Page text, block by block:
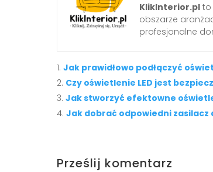
KlikInterior.pl to
obszarze
profesjonalne
Jak prawidłowo podłączyć
Czy oświetlenie LED jest
Jak stworzyć efektowne
Jak dobrać odpowiedni zasilacz
Prześlij komentarz